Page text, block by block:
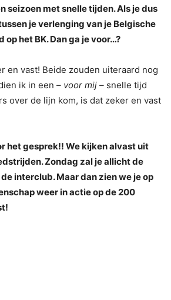
seizoen met snelle tijden. Als je dus
je verlenging van je Belgische
het BK. Dan ga je voor…?
en vast! Beide zouden uiteraard nog
ik in een – voor mij – snelle tijd
over de lijn kom, is dat zeker en vast
het gesprek!! We kijken alvast uit
Zondag zal je allicht de
interclub. Maar dan zien we je op
weer in actie op de 200